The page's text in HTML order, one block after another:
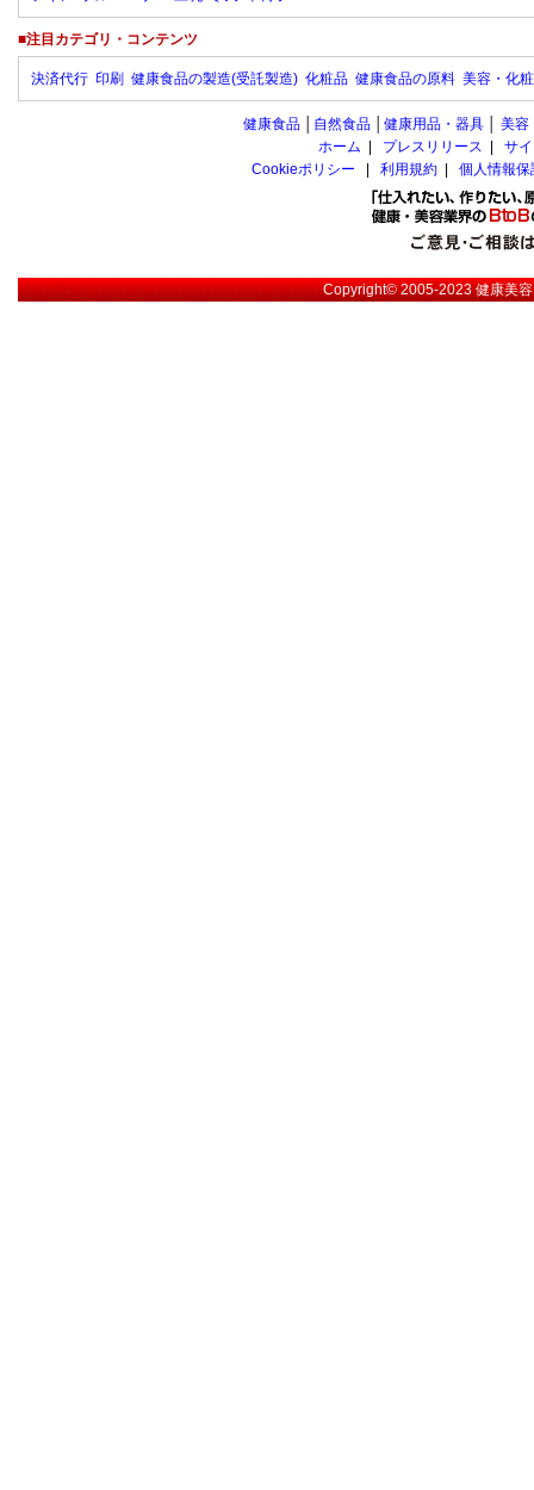
■注目カテゴリ・コンテンツ
決済代行 印刷 健康食品の製造(受託製造) 化粧品 健康食品の原料 美容・化
健康食品 自然食品 健康用品・器具 美容
ホーム
プレスリリース
サ
Cookieポリシー
利用規約 個人情報
Copyright© 2005-2023健康美